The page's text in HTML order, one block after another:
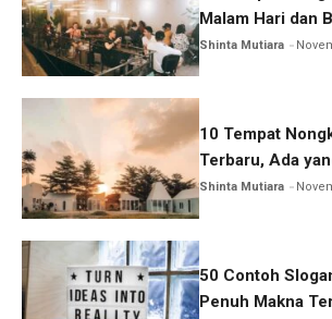
Malam Hari dan
Shinta Mutiara
10 Tempat
Terbaru, Ada
Shinta Mutiara
50 Contoh
Penuh Makna